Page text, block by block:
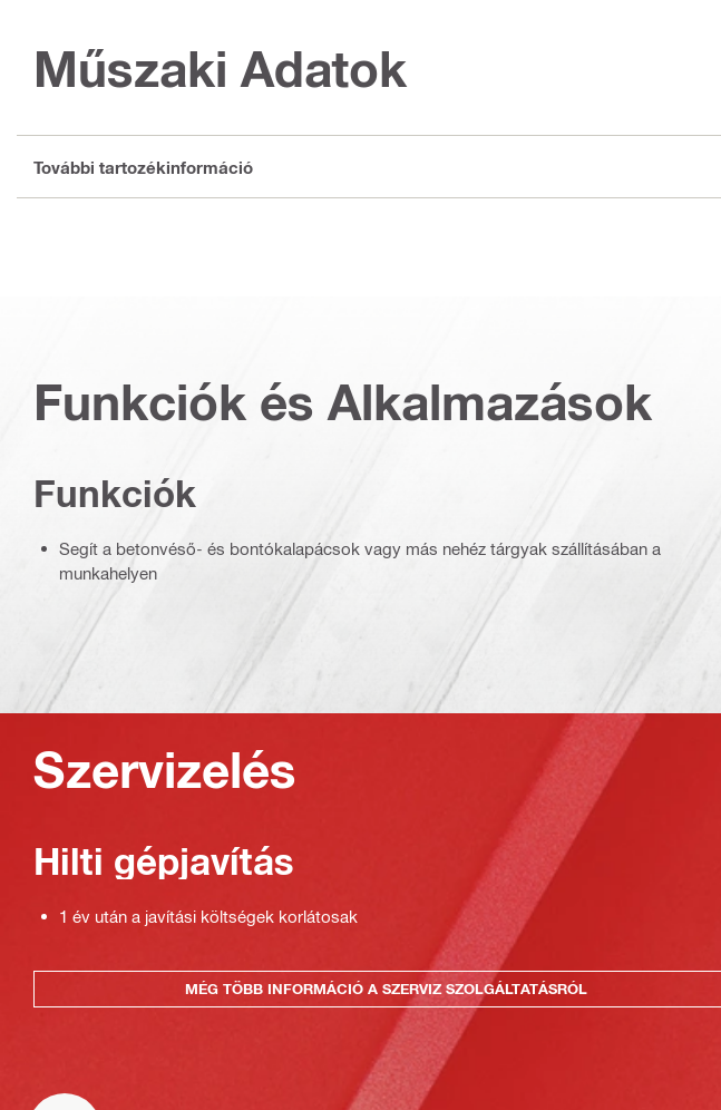
Műszaki Adatok
További tartozékinformáció
Funkciók és Alkalmazások
Funkciók
Segít a betonvéső- és bontókalapácsok vagy más nehéz tárgyak szállításában a
munkahelyen
Szervizelés
Hilti gépjavítás
1 év után a javítási költségek korlátosak
MÉG TÖBB INFORMÁCIÓ A SZERVIZ SZOLGÁLTATÁSRÓL